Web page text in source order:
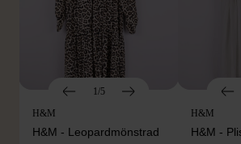
1/5
H&M
H&M - Leopardmönstrad
H&M
H&M -